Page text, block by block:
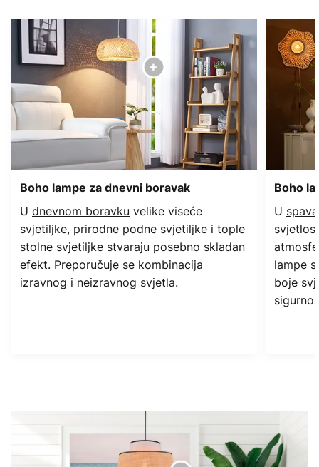
Boho lampe za dnevni boravak
U dnevnom boravku velike viseće
svjetiljke, prirodne podne svjetiljke i tople
stolne svjetiljke stvaraju posebno skladan
efekt. Preporučuje se kombinacija
izravnog i neizravnog svjetla.
Boho
U
lampe
boje